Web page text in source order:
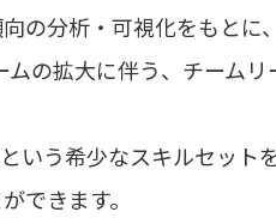
向の分析・可視化をもと
ムの拡大に伴う、チーム
いう希少なスキルセット
できます。